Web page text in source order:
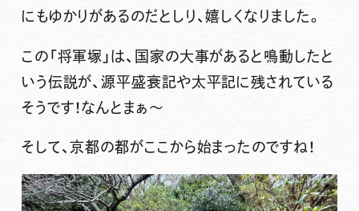
にもゆかりがあるのだとしり、嬉しくなりました。
この「将軍塚」は、国家の大事があると鳴動したと
いう伝説が、源平盛衰記や太平記に残されている
そうです！なんとまぁ〜
そして、京都の都がここから始まったのですね！